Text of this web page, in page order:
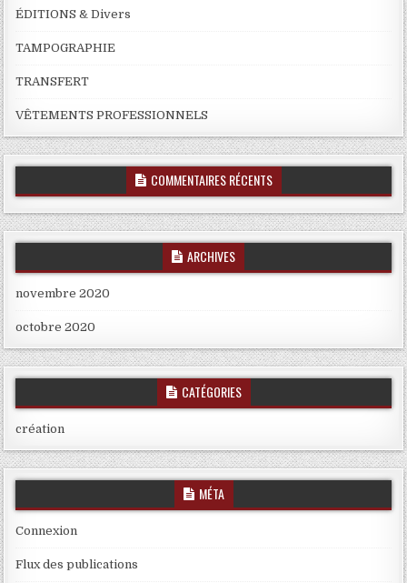
ÉDITIONS & Divers
TAMPOGRAPHIE
TRANSFERT
VÊTEMENTS PROFESSIONNELS
COMMENTAIRES RÉCENTS
ARCHIVES
novembre 2020
octobre 2020
CATÉGORIES
création
MÉTA
Connexion
Flux des publications